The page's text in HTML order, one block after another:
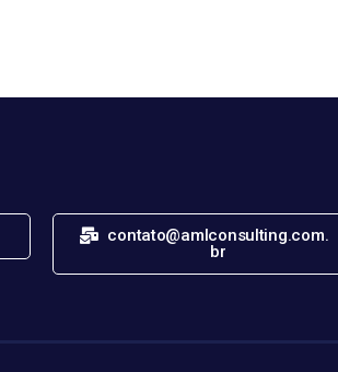
contato@amlconsulting.com.
br